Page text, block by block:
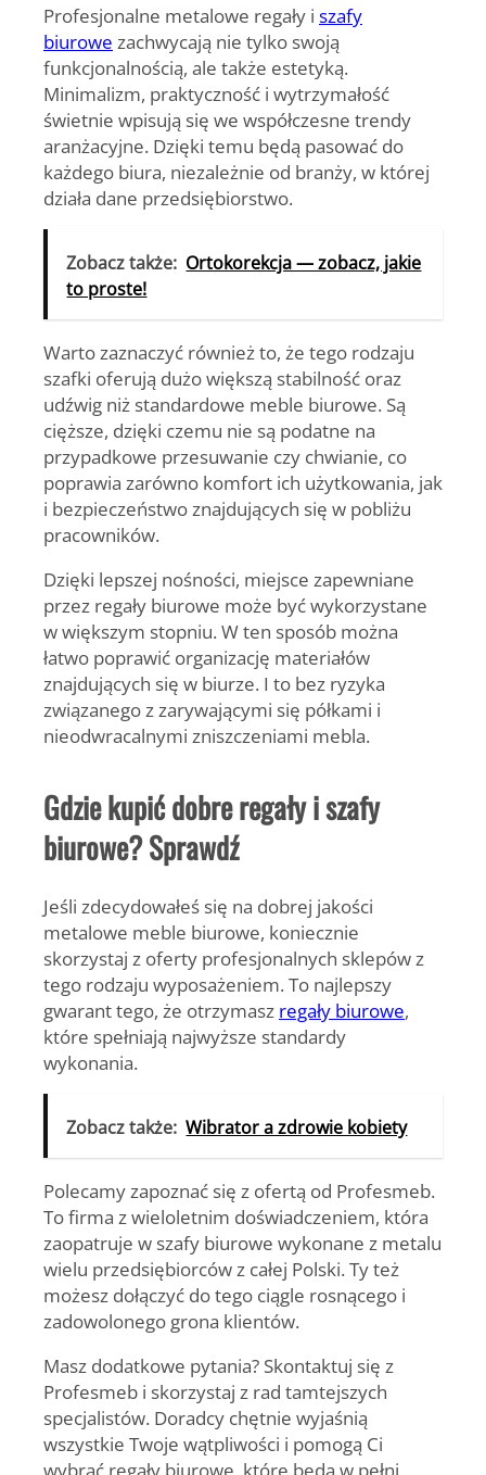
Profesjonalne metalowe regały i szafy
biurowe zachwycają nie tylko swoją
funkcjonalnością, ale także estetyką.
Minimalizm, praktyczność i wytrzymałość
świetnie wpisują się we współczesne trendy
aranżacyjne. Dzięki temu będą pasować do
każdego biura, niezależnie od branży, w której
działa dane przedsiębiorstwo.
Zobacz także: Ortokorekcja — zobacz, jakie
to proste!
Warto zaznaczyć również to, że tego rodzaju
szafki oferują dużo większą stabilność oraz
udźwig niż standardowe meble biurowe. Są
cięższe, dzięki czemu nie są podatne na
przypadkowe przesuwanie czy chwianie, co
poprawia zarówno komfort ich użytkowania, jak
i bezpieczeństwo znajdujących się w pobliżu
pracowników.
Dzięki lepszej nośności, miejsce zapewniane
przez regały biurowe może być wykorzystane
w większym stopniu. W ten sposób można
łatwo poprawić organizację materiałów
znajdujących się w biurze. I to bez ryzyka
związanego z zarywającymi się półkami i
nieodwracalnymi zniszczeniami mebla.
Gdzie kupić dobre regały iszafy
biurowe? Sprawdź
Jeśli zdecydowałeś się na dobrej jakości
metalowe meble biurowe, koniecznie
skorzystaj z oferty profesjonalnych sklepów z
tego rodzaju wyposażeniem. To najlepszy
gwarant tego, że otrzymasz regały biurowe,
które spełniają najwyższe standardy
wykonania.
Zobacz także: Wibrator a zdrowie kobiety
Polecamy zapoznać się z ofertą od Profesmeb.
To firma z wieloletnim doświadczeniem, która
zaopatruje w szafy biurowe wykonane z metalu
wielu przedsiębiorców z całej Polski. Ty też
możesz dołączyć do tego ciągle rosnącego i
zadowolonego grona klientów.
Masz dodatkowe pytania? Skontaktuj się z
Profesmeb i skorzystaj z rad tamtejszych
specjalistów. Doradcy chętnie wyjaśnią
wszystkie Twoje wątpliwości i pomogą Ci